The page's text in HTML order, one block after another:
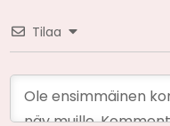
Tilaa